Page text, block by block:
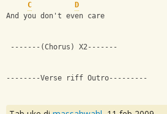
C
D
And you don't even care
-------(Chorus) X2-------
--------Verse riff Outro---------